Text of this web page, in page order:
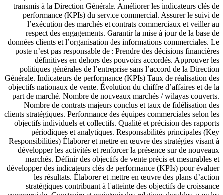
transmis à la Direction Générale. Améliorer les indicateurs clés de
performance (KPIs) du service commercial. Assurer le suivi de
l’exécution des marchés et contrats commerciaux et veiller au
respect des engagements. Garantir la mise à jour de la base de
données clients et l’organisation des informations commerciales. Le
poste n’est pas responsable de : Prendre des décisions financières
définitives en dehors des pouvoirs accordés. Approuver les
politiques générales de l’entreprise sans l’accord de la Direction
Générale. Indicateurs de performance (KPIs) Taux de réalisation des
objectifs nationaux de vente. Évolution du chiffre d’affaires et de la
part de marché. Nombre de nouveaux marchés / wilayas couverts.
Nombre de contrats majeurs conclus et taux de fidélisation des
clients stratégiques. Performance des équipes commerciales selon les
objectifs individuels et collectifs. Qualité et précision des rapports
périodiques et analytiques. Responsabilités principales (Key
Responsibilities) Élaborer et mettre en œuvre des stratégies visant à
développer les activités et renforcer la présence sur de nouveaux
marchés. Définir des objectifs de vente précis et mesurables et
développer des indicateurs clés de performance (KPIs) pour évaluer
les résultats. Élaborer et mettre en œuvre des plans d’action
stratégiques contribuant à l’atteinte des objectifs de croissance